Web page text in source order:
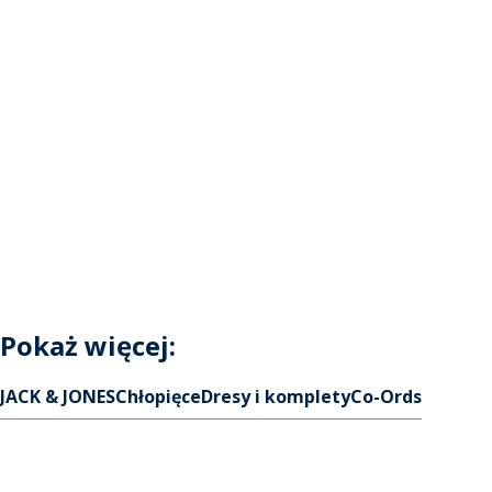
Pokaż więcej:
JACK & JONESChłopięceDresy i kompletyCo-Ords